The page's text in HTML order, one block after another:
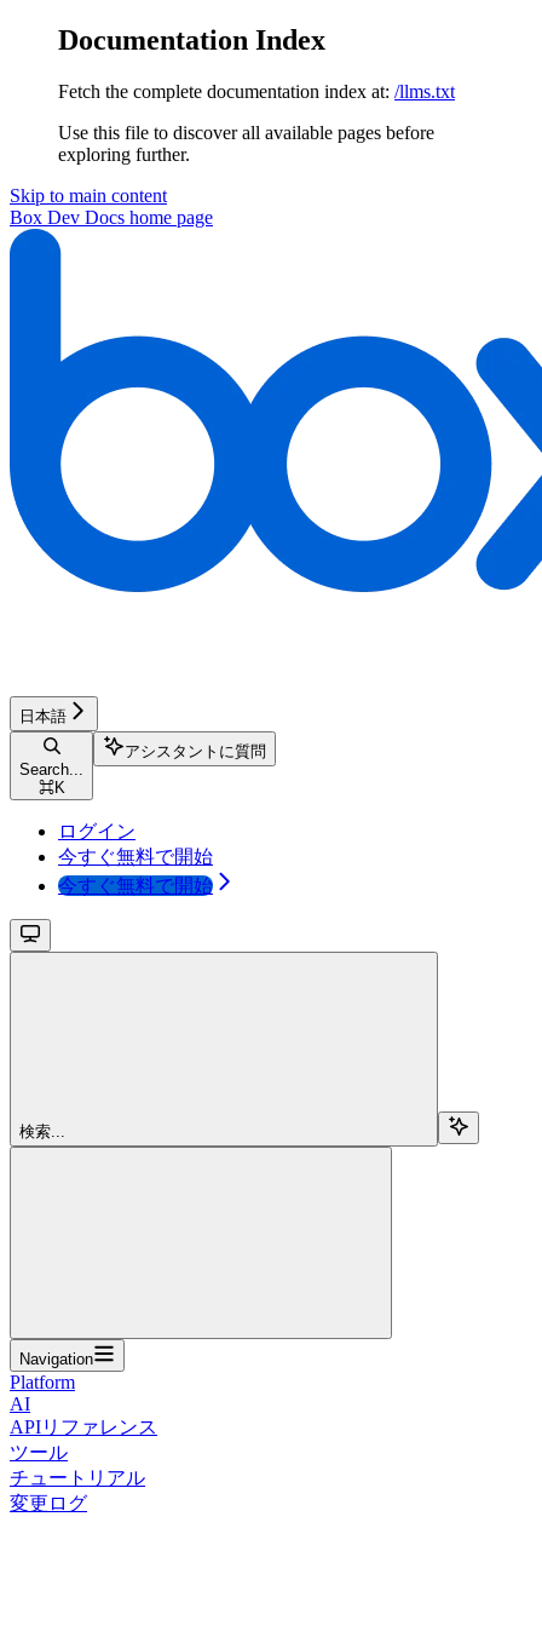
Documentation Index
Fetch the complete documentation index at: /llms.txt
Use this file to discover all available pages before
exploring further.
Skip to main content
Box Dev Docs home page
日本語
Search...
⌘K
アシスタントに質問
ログイン
今すぐ無料で開始
今すぐ無料で開始
検索...
Navigation
Platform
AI
APIリファレンス
ツール
チュートリアル
変更ログ